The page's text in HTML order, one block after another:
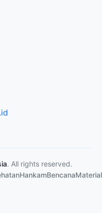
. All rights reserved.
HankamBencanaMaterial